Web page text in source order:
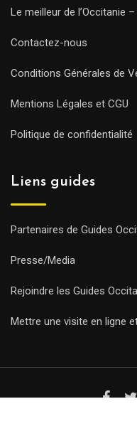
Le meilleur de l’Occitanie
Contactez-nous
Conditions Générales de
Mentions Légales et CGU
Politique de confidentialité
Liens guides
Partenaires de Guides
Presse/Media
Rejoindre les Guides
Mettre une visite en ligne